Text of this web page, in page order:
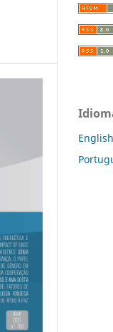
English